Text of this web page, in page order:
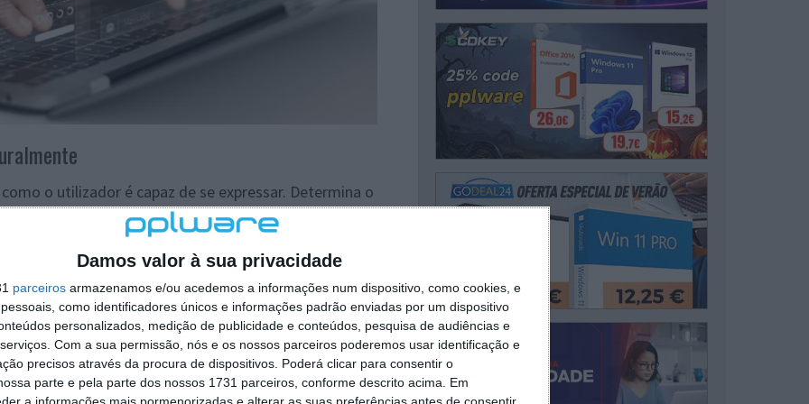
Damos valor à sua privacidade
parceiros armazenamos e/ou acedemos a informações num dispositivo, como cookies, e
como identificadores únicos e informações padrão enviadas por um dispositivo
personalizados, medição de publicidade e conteúdos, pesquisa de audiências e
Com a sua permissão, nós e os nossos parceiros poderemos usar identificação e
precisos através da procura de dispositivos. Poderá clicar para consentir o
parte e pela parte dos nossos 1731 parceiros, conforme descrito acima. Em
o utilizador é capaz de se expressar. Determina o
prompts, o seu tom durante a iteração, clareza,
dos seus pedidos.
e com pouco contexto. Como por exemplo “faz um e-
quero responder.”, mas esse prompt tem vários
sobre o tipo de cliente
valores, produto)